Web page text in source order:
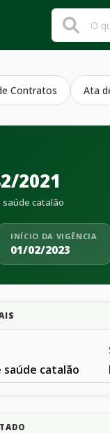
Contratos Ata
2021
saúde catalão
INÍCIO DA VIGÊNCIA
01/02/2023
saúde catalão